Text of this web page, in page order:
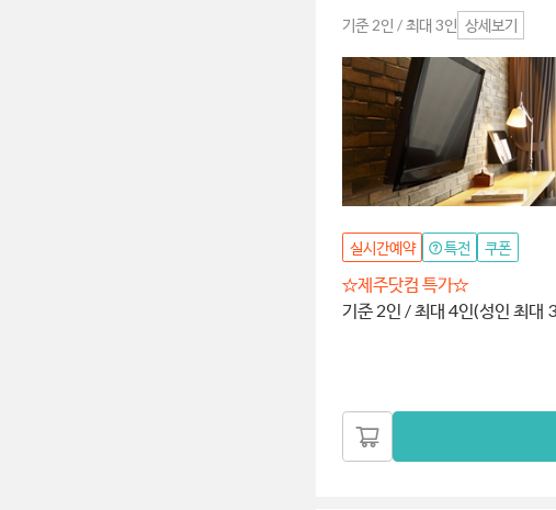
기준 2인 / 최대 3인 상세보기
실시간예약 특전 쿠폰
☆제주닷컴 특가☆
기준 2인 / 최대 4인(성인 최대